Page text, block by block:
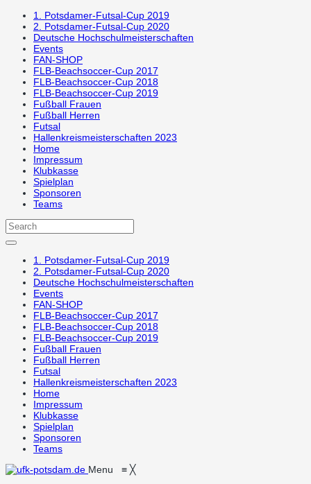
1. Potsdamer-Futsal-Cup 2019
2. Potsdamer-Futsal-Cup 2020
Deutsche Hochschulmeisterschaften
Events
FAN-SHOP
FLB-Beachsoccer-Cup 2017
FLB-Beachsoccer-Cup 2018
FLB-Beachsoccer-Cup 2019
Fußball Frauen
Fußball Herren
Futsal
Hallenkreismeisterschaften 2023
Home
Impressum
Klubkasse
Spielplan
Sponsoren
Teams
1. Potsdamer-Futsal-Cup 2019
2. Potsdamer-Futsal-Cup 2020
Deutsche Hochschulmeisterschaften
Events
FAN-SHOP
FLB-Beachsoccer-Cup 2017
FLB-Beachsoccer-Cup 2018
FLB-Beachsoccer-Cup 2019
Fußball Frauen
Fußball Herren
Futsal
Hallenkreismeisterschaften 2023
Home
Impressum
Klubkasse
Spielplan
Sponsoren
Teams
Menu ≡ ╳